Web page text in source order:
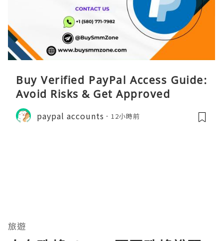
Buy Verified PayPal Access Guide:
Avoid Risks & Get Approved
paypal accounts 12小時前
旅遊